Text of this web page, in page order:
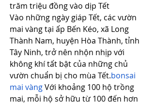
trăm triệu đồng vào dịp Tết
Vào những ngày giáp Tết, các vườn
mai vàng tại ấp Bến Kéo, xã Long
Thành Nam, huyện Hòa Thành, tỉnh
Tây Ninh, trở nên nhộn nhịp với
không khí tất bật của những chủ
vườn chuẩn bị cho mùa Tết.bonsai
mai vàng Với khoảng 100 hộ trồng
mai, mỗi hộ sở hữu từ 100 đến hơn